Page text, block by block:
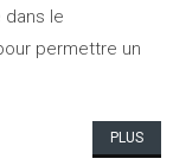
dans le
permettre un
PLUS